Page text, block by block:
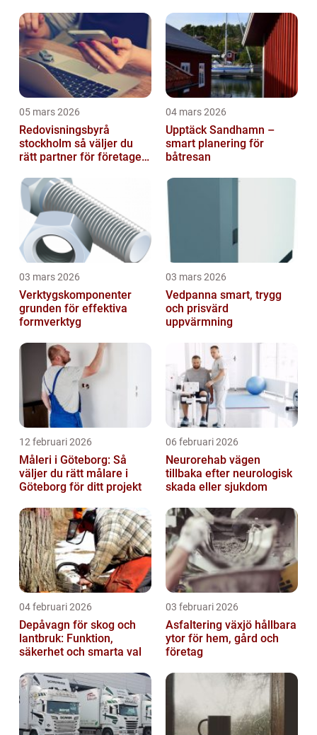
05 mars 2026
Redovisningsbyrå
stockholm så väljer du
rätt partner för företagets
04 mars 2026
Upptäck Sandhamn –
smart planering för
båtresan
03 mars 2026
Verktygskomponenter
grunden för effektiva
formverktyg
03 mars 2026
Vedpanna smart, trygg
och prisvärd
uppvärmning
12 februari 2026
Måleri i Göteborg: Så
väljer du rätt målare i
Göteborg för ditt projekt
06 februari 2026
Neurorehab vägen
tillbaka efter neurologisk
skada eller sjukdom
04 februari 2026
Depåvagn för skog och
lantbruk: Funktion,
säkerhet och smarta val
03 februari 2026
Asfaltering växjö hållbara
ytor för hem, gård och
företag